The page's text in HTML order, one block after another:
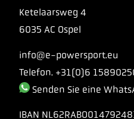
Ketelaarsweg 4
6035 AC Ospel
info@e-powersport.eu
Telefon. +31(0)6
Senden Sie eine
IBAN